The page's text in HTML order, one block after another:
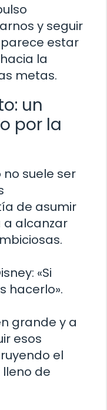
y seguir
estar
la
metas.
un
por la
no suele ser
de asumir
a alcanzar
«Si
hacerlo».
grande y a
esos
el
de